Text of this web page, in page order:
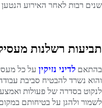
שנים רבות לאחר האירוע הנטען
תביעות רשלנות
בהתאם לדיני נזיקין על כל
והוא נשרד להבטיח סביבת
לנקוט בסדרה של פעולות
לשמור ולהגן על בטיחותם